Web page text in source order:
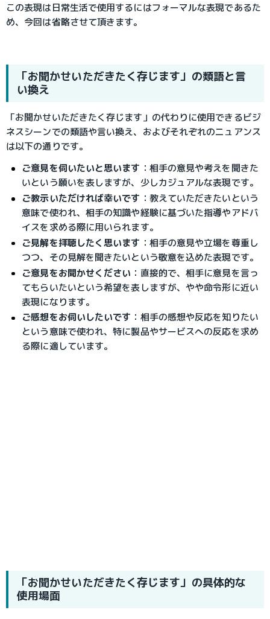
この表現は日常生活で使用するにはフォーマルな表現であるた
め、今回は省略させて頂きます。
「お聞かせいただきたく存じます」の類語と言
い換え
「お聞かせいただきたく存じます」の代わりに使用できるビジ
ネスシーンでの類語や言い換え、およびそれぞれのニュアンス
は以下の通りです。
ご意見を伺いたいと思います ：相手の意見や考えを聞きた
いという願いを表しますが、少しカジュアルな表現です。
ご教示いただければ幸いです ：教えていただきたいという
意味で使われ、相手の知識や経験に基づいた指導やアドバ
イスを求める際に用いられます。
ご見解を拝聴したく思います ：相手の意見や立場を尊重し
つつ、その見解を聞きたいという敬意を込めた表現です。
ご意見をお聞かせください ：直接的で、相手に意見を言っ
てもらいたいという希望を表しますが、やや命令形に近い
表現になります。
ご感想をお伺いしたいです ：相手の感想や反応を知りたい
という意味で使われ、特に製品やサービスへの反応を求め
る際に適しています。
「お聞かせいただきたく存じます」の具体的な
使用場面